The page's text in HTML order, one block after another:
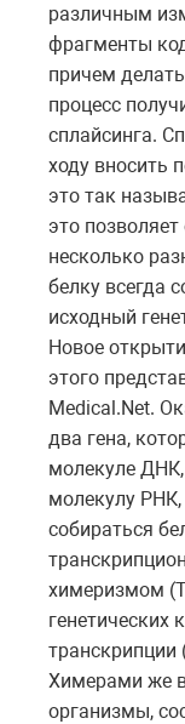
различным
фрагменты
причем
процесс
сплайсинга.
ходу вносить
это так
это
несколько
белку всегда
исходный
Новое
этого
Medical.Net.
два гена,
молекуле ДНК,
молекулу
собираться
химеризмом
генетических
Химерами же
организмы,